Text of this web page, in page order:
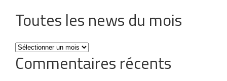
Toutes les news du mois
Toutes
les
news
Commentaires récents